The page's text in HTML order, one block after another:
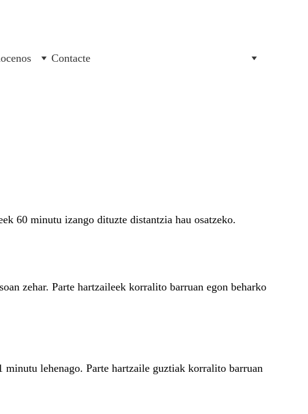
Contacte
60 minutu izango dituzte distantzia hau osatzeko.
zehar. Parte hartzaileek korralito barruan egon beharko
lehenago. Parte hartzaile guztiak korralito barruan